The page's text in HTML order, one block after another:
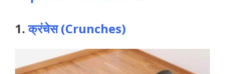
1.क्रंचेस (Crunches)